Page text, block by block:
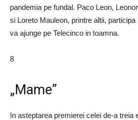
pandemia pe fundal. Paco Leon,
si Loreto Mauleon, printre altii,
va ajunge pe Telecinco in toamna.
8
„Mame”
In asteptarea premierei celei de-a treia